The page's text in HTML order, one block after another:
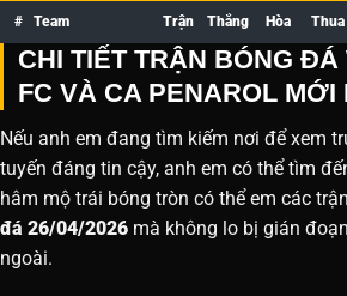
# Team Trận Thắng Hòa Thua
CHI TIẾT TRẬN BÓNG ĐÁ
FC VÀ CA PENAROL MỚI
Nếu anh em đang tìm kiếm nơi để xem
tuyến đáng tin cậy, anh em có thể tìm
hâm mộ trái bóng tròn có thể em các
đá 26/04/2026 mà không lo bị gián
ngoài.